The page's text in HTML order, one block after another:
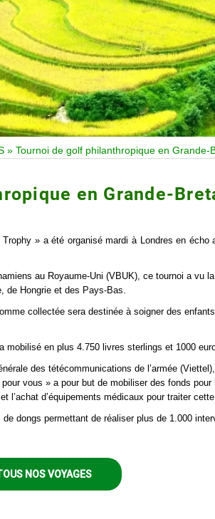
» Tournoi de golf philanthropique en Grande-
en Grande-
» a été organisé mardi à Londres en écho
au Royaume-Uni (VBUK), ce tournoi a vu
de Hongrie et des Pays-Bas.
collectée sera destinée à soigner des
mobilisé en plus 4.750 livres sterlings et 1000
des tétécommunications de l’armée
vous » a pour but de mobiliser des fonds
l’achat d’équipements médicaux pour traiter
dongs permettant de réaliser plus de 1.000
NOS VOYAGES